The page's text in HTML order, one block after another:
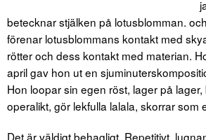
betecknar stjälken på lotusblomman.
förenar lotusblommans kontakt med
rötter och dess kontakt med materian.
april gav hon ut en
Hon loopar sin egen röst, lager på
operalikt, gör lekfulla lalala, skorrar som
Det är väldigt behagligt. Repetitivt,